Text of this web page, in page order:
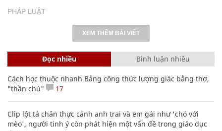
PHÁP LUẬT
XEM THÊM BÀI VIẾT
Đọc nhiều Bình luận nhiều
Cách học thuộc nhanh Bảng công thức lượng giác bằng thơ,
"thần chú"
17
Clip lột tả chân thực cảnh anh trai và em gái như 'chó với
mèo', người tinh ý còn phát hiện một vấn đề trong giáo dục